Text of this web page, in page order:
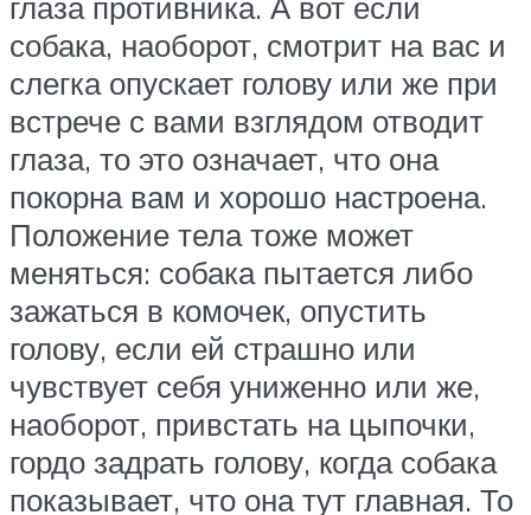
собака, наоборот, смотрит на вас и
слегка опускает голову или же при
встрече с вами взглядом отводит
глаза, то это означает, что она
покорна вам и хорошо настроена.
Положение тела тоже может
меняться: собака пытается либо
зажаться в комочек, опустить
голову, если ей страшно или
чувствует себя униженно или же,
наоборот, привстать на цыпочки,
гордо задрать голову, когда собака
показывает, что она тут главная. То